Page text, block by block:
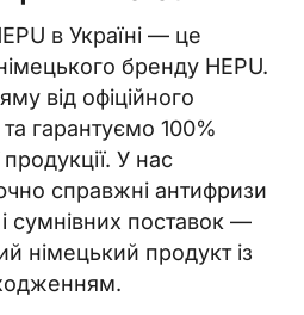
в Україні — це
бренду HEPU.
від офіційного
та гарантуємо 100%
продукції. У нас
справжні антифризи
сумнівних поставок —
німецький продукт із